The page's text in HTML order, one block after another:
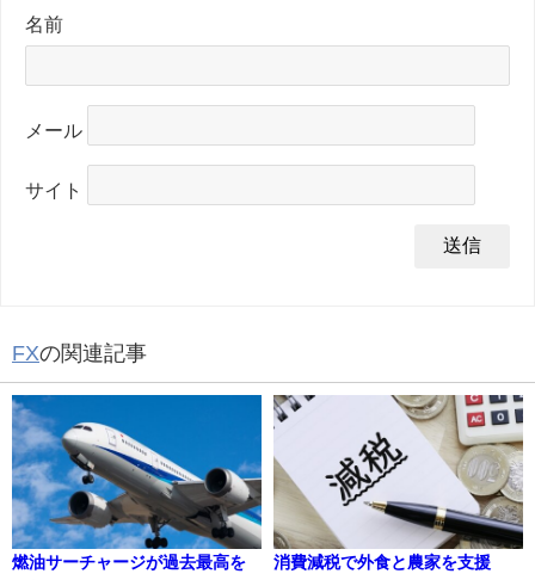
名前
メール
サイト
FXの関連記事
燃油サーチャージが過去最高を
消費減税で外食と農家を支援